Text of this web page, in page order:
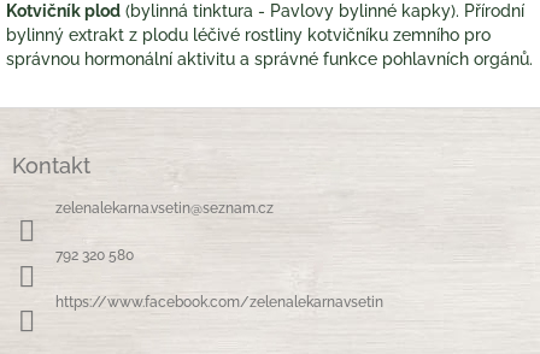
Kotvičník plod (bylinná tinktura - Pavlovy bylinné kapky). Přírodní
bylinný extrakt z plodu léčivé rostliny kotvičníku zemního pro
správnou hormonální aktivitu a správné funkce pohlavních orgánů.
Kontakt
zelenalekarna.vsetin@seznam.cz
792 320 580
https://www.facebook.com/zelenalekarnavsetin